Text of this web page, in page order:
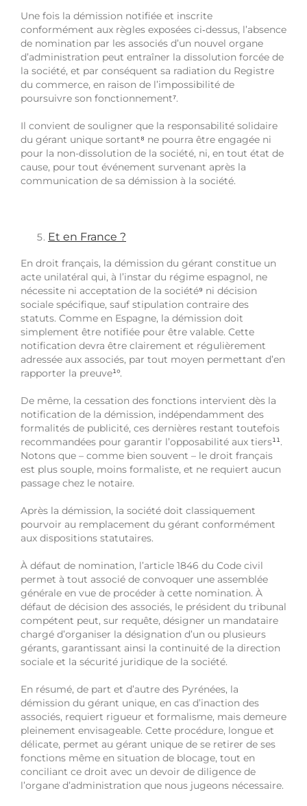
Une fois la démission notifiée et inscrite
conformément aux règles exposées ci‑dessus, l’absence
de nomination par les associés d’un nouvel organe
d’administration peut entraîner la dissolution forcée de
la société, et par conséquent sa radiation du Registre
du commerce, en raison de l’impossibilité de
poursuivre son fonctionnement⁷.
Il convient de souligner que la responsabilité solidaire
du gérant unique sortant⁸ ne pourra être engagée ni
pour la non-dissolution de la société, ni, en tout état de
cause, pour tout événement survenant après la
communication de sa démission à la société.
Et en France ?
En droit français, la démission du gérant constitue un
acte unilatéral qui, à l’instar du régime espagnol, ne
nécessite ni acceptation de la société⁹ ni décision
sociale spécifique, sauf stipulation contraire des
statuts. Comme en Espagne, la démission doit
simplement être notifiée pour être valable. Cette
notification devra être clairement et régulièrement
adressée aux associés, par tout moyen permettant d’en
rapporter la preuve¹°.
De même, la cessation des fonctions intervient dès la
notification de la démission, indépendamment des
formalités de publicité, ces dernières restant toutefois
recommandées pour garantir l’opposabilité aux tiers¹¹.
Notons que – comme bien souvent – le droit français
est plus souple, moins formaliste, et ne requiert aucun
passage chez le notaire.
Après la démission, la société doit classiquement
pourvoir au remplacement du gérant conformément
aux dispositions statutaires.
À défaut de nomination, l’article 1846 du Code civil
permet à tout associé de convoquer une assemblée
générale en vue de procéder à cette nomination. À
défaut de décision des associés, le président du tribunal
compétent peut, sur requête, désigner un mandataire
chargé d’organiser la désignation d’un ou plusieurs
gérants, garantissant ainsi la continuité de la direction
sociale et la sécurité juridique de la société.
En résumé, de part et d’autre des Pyrénées, la
démission du gérant unique, en cas d’inaction des
associés, requiert rigueur et formalisme, mais demeure
pleinement envisageable. Cette procédure, longue et
délicate, permet au gérant unique de se retirer de ses
fonctions même en situation de blocage, tout en
conciliant ce droit avec un devoir de diligence de
l’organe d’administration que nous jugeons nécessaire.